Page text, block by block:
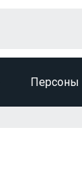
Персоны